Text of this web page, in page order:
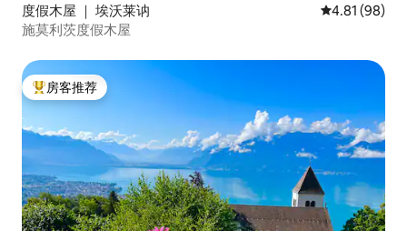
度假木屋 ｜ 埃沃莱讷 平均评分
4.81 (98)
施莫利茨度假木屋
热门「房客推荐」
房客推荐